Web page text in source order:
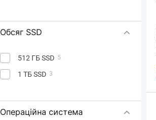
Обсяг SSD
512 ГБ SSD 5
1 ТБ SSD 3
Операційна система